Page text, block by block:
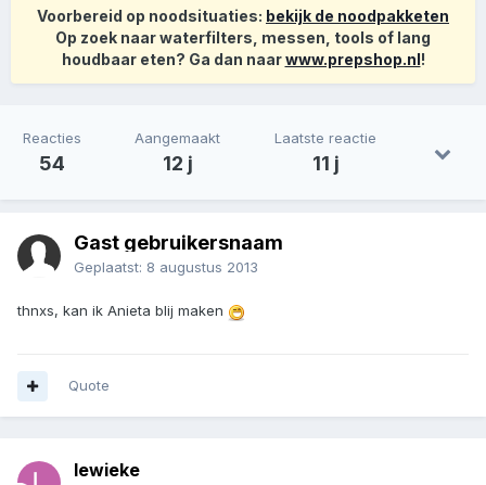
Voorbereid op noodsituaties: bekijk de noodpakketen
Op zoek naar waterfilters, messen, tools of lang
houdbaar eten? Ga dan naarwww.prepshop.nl!
Reacties
54
Aangemaakt
12 j
Laatste reactie
11 j
Gast gebruikersnaam
Geplaatst: 8 augustus 2013
thnxs, kan ik Anieta blij maken
Quote
lewieke